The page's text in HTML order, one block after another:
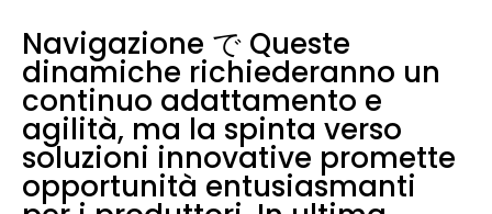
Navigazione で Queste
dinamiche richiederanno un
continuo adattamento e
agilità, ma la spinta verso
soluzioni innovative promette
opportunità entusiasmanti